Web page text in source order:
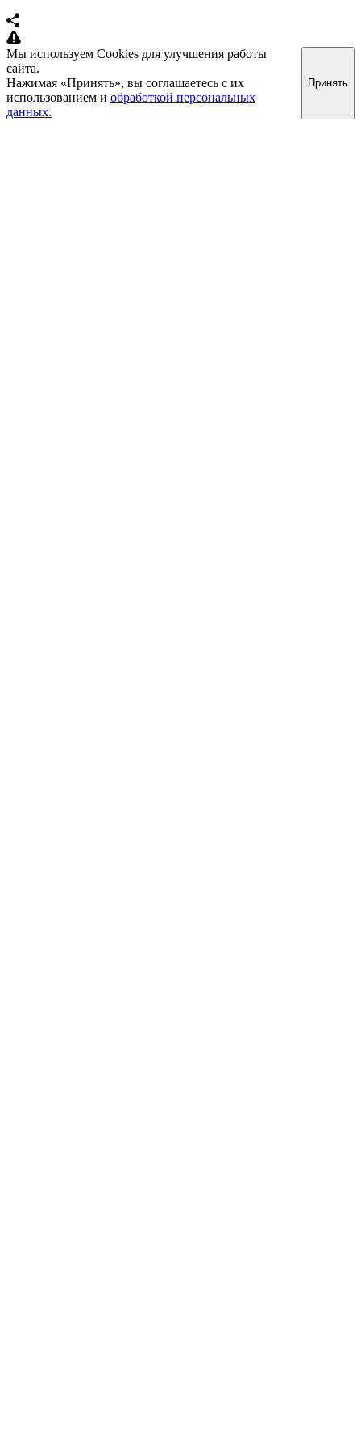
Мы используем Cookies для улучшения работы
сайта.
Нажимая «Принять», вы соглашаетесь с их
использованием и обработкой персональных
данных.
Принять